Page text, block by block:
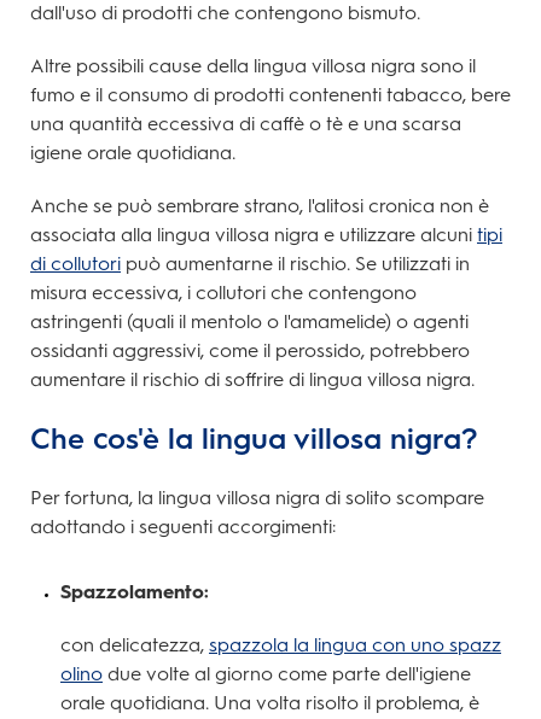
dall'uso di prodotti che contengono bismuto.
Altre possibili cause della lingua villosa nigra sono il
fumo e il consumo di prodotti contenenti tabacco, bere
una quantità eccessiva di caffè o tè e una scarsa
igiene orale quotidiana.
Anche se può sembrare strano, l'alitosi cronica non è
associata alla lingua villosa nigra e utilizzare alcuni tipi
di collutori può aumentarne il rischio. Se utilizzati in
misura eccessiva, i collutori che contengono
astringenti (quali il mentolo o l'amamelide) o agenti
ossidanti aggressivi, come il perossido, potrebbero
aumentare il rischio di soffrire di lingua villosa nigra.
Che cos'è la lingua villosa nigra?
Per fortuna, la lingua villosa nigra di solito scompare
adottando i seguenti accorgimenti:
Spazzolamento:
con delicatezza, spazzola la lingua con uno spazz
olino due volte al giorno come parte dell'igiene
orale quotidiana. Una volta risolto il problema, è